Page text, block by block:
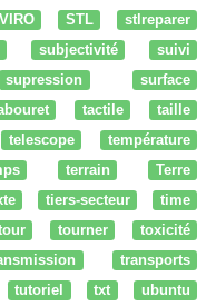
STL
stlreparer
subjectivité
suivi
supression
surface
tactile
taille
telescope
température
terrain
Terre
tiers-secteur
time
tourner
toxicité
transports
tutoriel txt
ubuntu